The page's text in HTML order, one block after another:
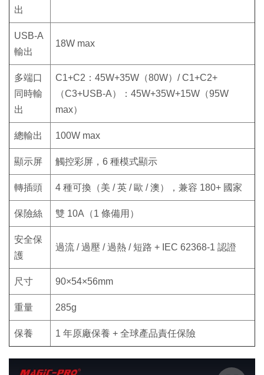
出
USB-A
輸出
18W max
多端口
同時輸
出
C1+C2：45W+35W（80W）/ C1+C2+
（C3+USB-A）：45W+35W+15W（95W
max）
總輸出 100W max
顯示屏 觸控彩屏，6 種模式顯示
轉插頭 4 種可換（美 / 英 / 歐 / 澳），兼容 180+ 國家
保險絲 雙 10A（1 條備用）
安全保
護
過流 / 過壓 / 過熱 / 短路 + IEC 62368-1 認證
尺寸 90×54×56mm
重量 285g
保養 1 年原廠保養 + 全球產品責任保險